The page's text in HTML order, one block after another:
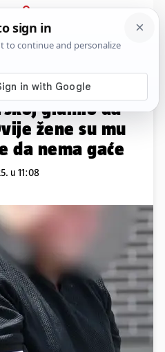
PRIJAVA
News Komentari
glumio da
žene su mu
da nema gaće
u 11:08